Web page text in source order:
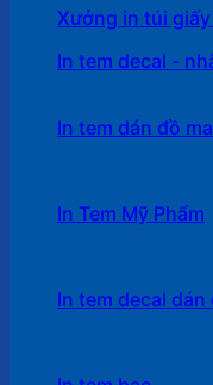
Xưởng in túi
In tem decal -
In tem dán đồ
In Tem Mỹ Phẩm
In tem decal dán